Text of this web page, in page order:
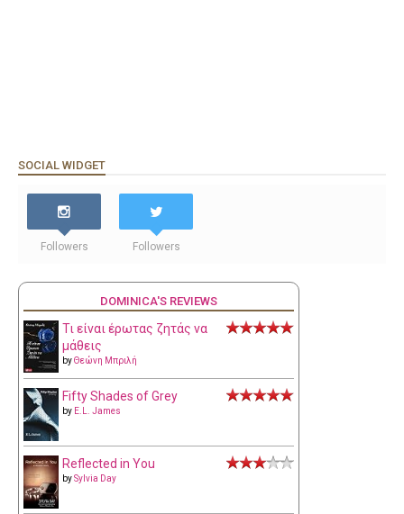
SOCIAL WIDGET
Followers Followers
DOMINICA'S REVIEWS
Τι είναι έρωτας ζητάς να
μάθεις
byΘεώνη Μπριλή
Fifty Shades of Grey
by E.L. James
Reflected in You
bySylvia Day